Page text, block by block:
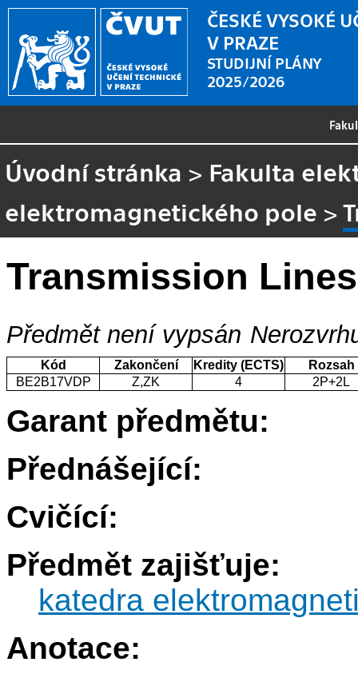
ČESKÉ VYSOKÉ
V PRAZE
STUDIJNÍ PLÁNY
2025/2026
Úvodní stránka > Fakulta
elektromagnetického pole >
Transmission
Předmět není vypsán
Kód Zakončení Kredity (ECTS)
Rozsah
BE2B17VDP
Z,ZK 4 2P+2L
Garant předmětu:
Přednášející:
Cvičící:
Předmět zajišťuje:
katedra
Anotace: